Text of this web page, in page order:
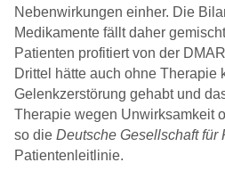
Nebenwirkungen einher. Die
Medikamente fällt daher
Patienten profitiert von der
Drittel hätte auch ohne Therapie
Gelenkzerstörung gehabt und
Therapie wegen Unwirksamkeit
so die Deutsche Gesellschaft für
Patientenleitlinie.